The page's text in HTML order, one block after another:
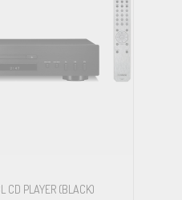
CD PLAYER (BLACK)